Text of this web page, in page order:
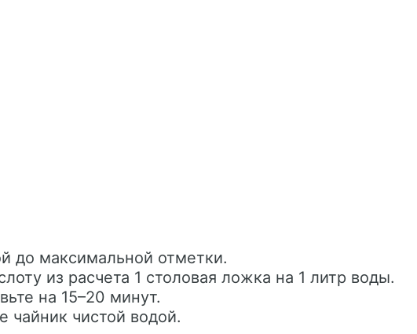
до максимальной отметки.
из расчета 1 столовая ложка на 1 литр воды.
на 15–20 минут.
чайник чистой водой.